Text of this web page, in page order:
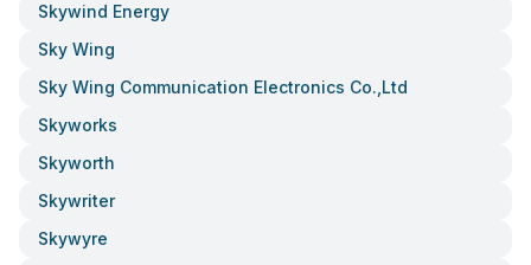
Skywind Energy
Sky Wing
Sky Wing Communication Electronics Co.,ltd
Skyworks
Skyworth
Skywriter
Skywyre